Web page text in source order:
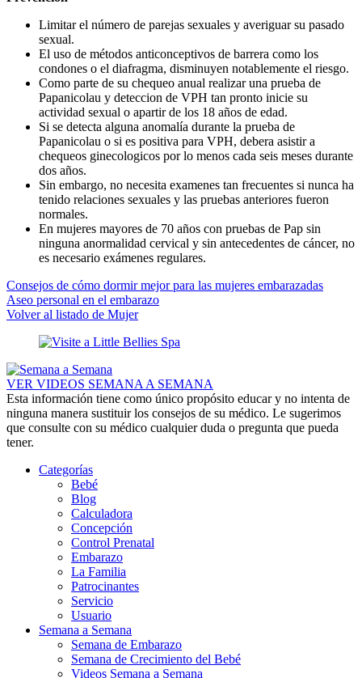
Limitar el número de parejas sexuales y averiguar su pasado
sexual.
El uso de métodos anticonceptivos de barrera como los
condones o el diafragma, disminuyen notablemente el riesgo.
Como parte de su chequeo anual realizar una prueba de
Papanicolau y deteccion de VPH tan pronto inicie su
actividad sexual o apartir de los 18 años de edad.
Si se detecta alguna anomalía durante la prueba de
Papanicolau o si es positiva para VPH, debera asistir a
chequeos ginecologicos por lo menos cada seis meses durante
dos años.
Sin embargo, no necesita examenes tan frecuentes si nunca ha
tenido relaciones sexuales y las pruebas anteriores fueron
normales.
En mujeres mayores de 70 años con pruebas de Pap sin
ninguna anormalidad cervical y sin antecedentes de cáncer, no
es necesario exámenes regulares.
Consejos de cómo dormir mejor para las mujeres embarazadas
Aseo personal en el embarazo
Volver al listado de Mujer
VER VIDEOS SEMANA A SEMANA
Esta información tiene como único propósito educar y no intenta de
ninguna manera sustituir los consejos de su médico. Le sugerimos
que consulte con su médico cualquier duda o pregunta que pueda
tener.
Categorías
Bebé
Blog
Calculadora
Concepción
Control Prenatal
Embarazo
La Familia
Patrocinantes
Servicio
Usuario
Semana a Semana
Semana de Embarazo
Semana de Crecimiento del Bebé
Videos Semana a Semana